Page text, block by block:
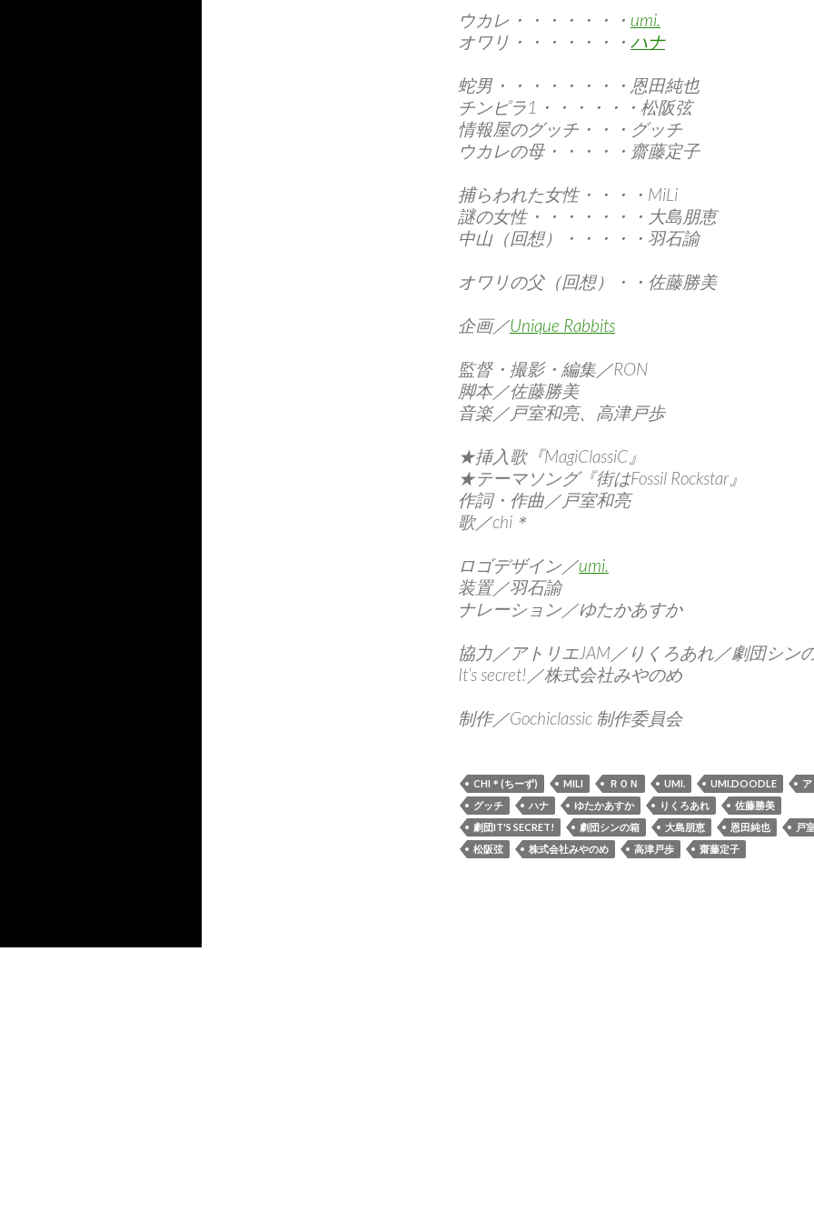
ウカレ・・・・・・・ umi.
オワリ・・・・・・・ ハナ
蛇男・・・・・・・・恩田純也
チンピラ1・・・・・・松阪弦
情報屋のグッチ・・・グッチ
ウカレの母・・・・・齋藤定子
捕らわれた女性・・・・MiLi
謎の女性・・・・・・・大島朋恵
中山（回想）・・・・・羽石諭
オワリの父（回想）・・佐藤勝美
企画／Unique Rabbits
監督・撮影・編集／RON
脚本／佐藤勝美
音楽／戸室和亮、高津戸歩
★挿入歌『MagiClassiC』
★テーマソング『街はFossil Rockstar』
作詞・作曲／戸室和亮
歌／chi＊
ロゴデザイン／umi.
装置／羽石諭
ナレーション／ゆたかあすか
協力／アトリエJAM／りくろあれ／劇団シン
It’s secret!／株式会社みやのめ
制作／Gochiclassic 制作委員会
CHI＊(ちーず) MILI ＲＯＮ UMI. UMI.DOODLE
グッチ
ハナ ゆたかあすか りくろあれ
佐藤勝美
劇団IT'S SECRET!
劇団シンの箱 大島朋恵 恩田純也
戸
松阪弦
株式会社みやのめ 高津戸歩 齋藤定子